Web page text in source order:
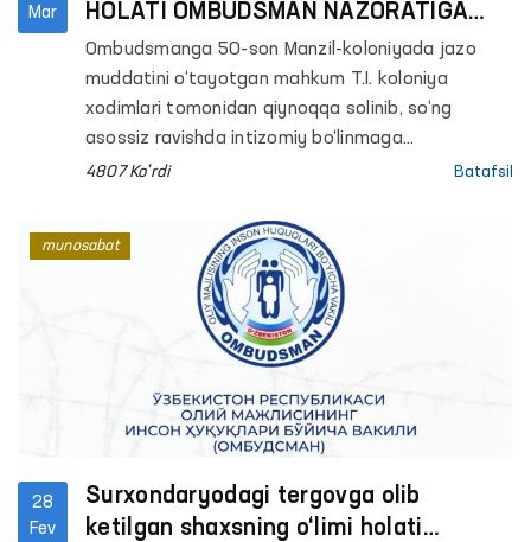
Mar
HOLATI OMBUDSMAN NAZORATIGA
OLINDI
Ombudsmanga 50-son Manzil-koloniyada jazo
muddatini o‘tayotgan mahkum T.I. koloniya
xodimlari tomonidan qiynoqqa solinib, so‘ng
asossiz ravishda intizomiy bo‘linmaga
joylashtirilgani haqida murojaat qildi.
4807 Ko'rdi Batafsil
28
Fev
Surxondaryodagi tergovga olib
ketilgan shaxsning o‘limi holati
munosabat